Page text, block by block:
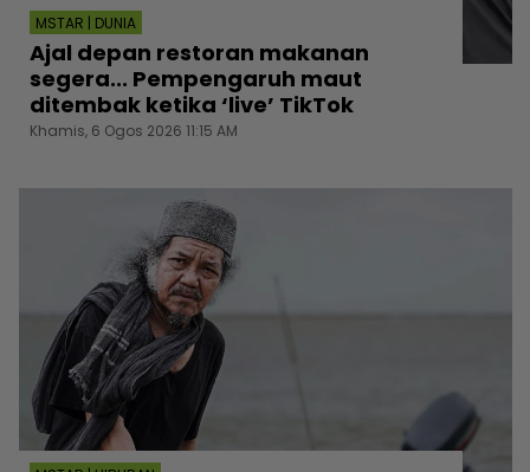
MSTAR | DUNIA
Ajal depan restoran makanan
segera... Pempengaruh maut
ditembak ketika ‘live’ TikTok
Khamis, 6 Ogos 2026 11:15 AM